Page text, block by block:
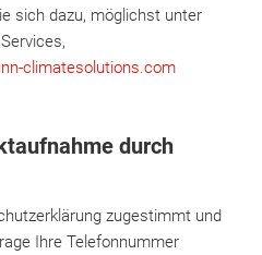
sich dazu, möglichst unter
climatesolutions.com
durch
zugestimmt und
Ihre Telefonnummer